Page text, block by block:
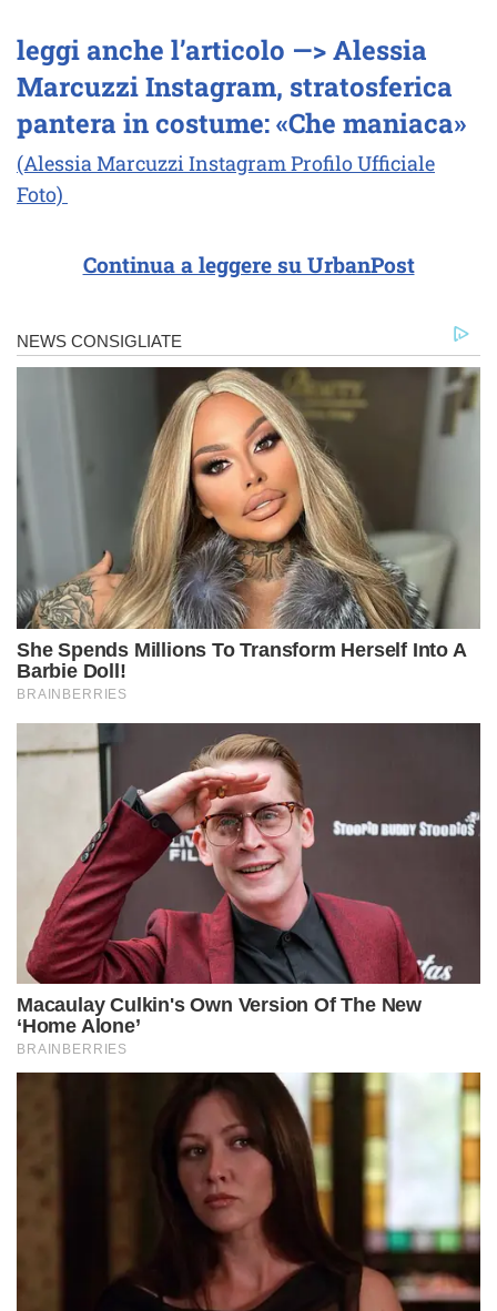
leggi anche l’articolo —> Alessia
Marcuzzi Instagram, stratosferica
pantera in costume: «Che maniaca»
(Alessia Marcuzzi Instagram Profilo Ufficiale
Foto)
Continua a leggere su UrbanPost